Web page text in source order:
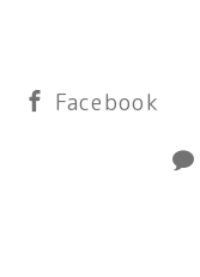
Facebook